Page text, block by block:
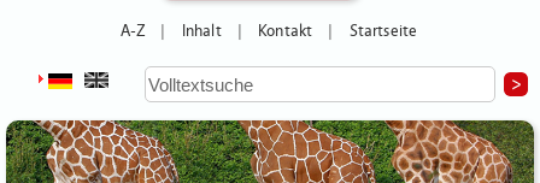
A-Z Inhalt Kontakt Startseite